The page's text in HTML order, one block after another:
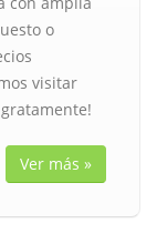
o
visitar
Ver más »